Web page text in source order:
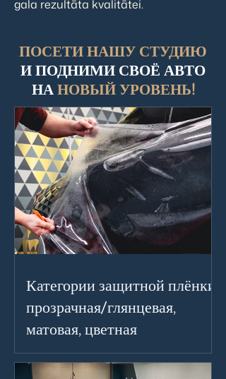
gala rezultāta kvalitātei.
ПОСЕТИ НАШУ СТУДИЮ
И ПОДНИМИ СВОЁ АВТО
НАНОВЫЙ УРОВЕНЬ!
Категории защитной плёнки:
прозрачная/глянцевая,
матовая, цветная